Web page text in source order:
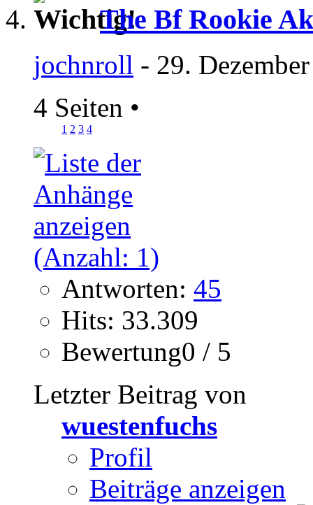
The Bf Rookie
jochnroll - 29.
4 Seiten •
1 2 3 4
Antworten: 45
Hits: 33.309
Bewertung0 / 5
Letzter Beitrag von
wuestenfuchs
Profil
Beiträge anzeigen